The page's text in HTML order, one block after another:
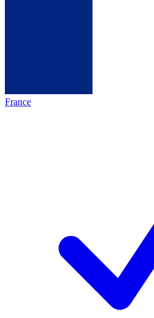
France